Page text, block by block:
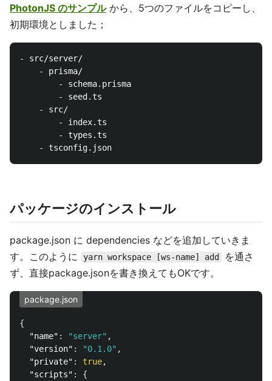
PhotonJS のサンプルから、5つのファイルをコピーし、
初期環境としました；
- src/server/
    - prisma/
        - schema.prisma
        - seed.ts
    - src/
        - index.ts
        - types.ts
パッケージのインストール
package.json に dependencies などを追加していきま
す。このように
yarn workspace [ws-name] add
を通さ
ず、直接package.jsonを書き換えてもOKです。
package.json
{
"name" : "server" ,
"version" : "0.1.0" ,
"private" : true,
"scripts" :
{